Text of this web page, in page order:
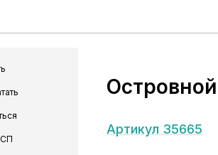
Артикул 35665